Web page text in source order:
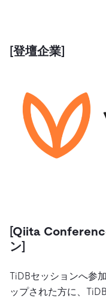
[登壇企業]
[Qiita
ン]
TiDBセッションへ参
ップされた方に、